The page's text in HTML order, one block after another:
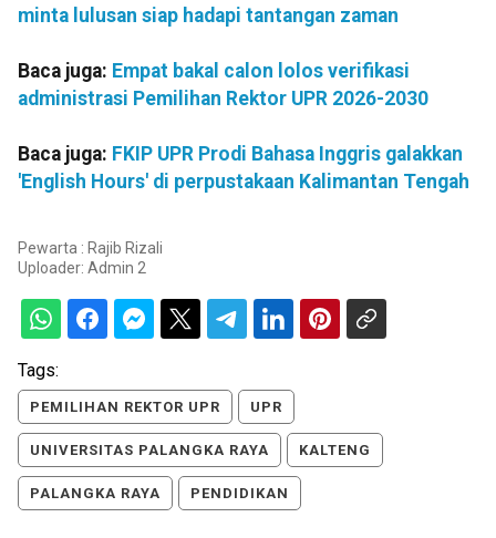
minta lulusan siap hadapi tantangan zaman
Baca juga: Empat bakal calon lolos verifikasi
administrasi Pemilihan Rektor UPR 2026-2030
Baca juga: FKIP UPR Prodi Bahasa Inggris galakkan
'English Hours' di perpustakaan Kalimantan Tengah
Pewarta : Rajib Rizali
Uploader: Admin 2
Tags:
PEMILIHAN REKTOR UPR UPR
UNIVERSITAS PALANGKA RAYA KALTENG
PALANGKA RAYA PENDIDIKAN